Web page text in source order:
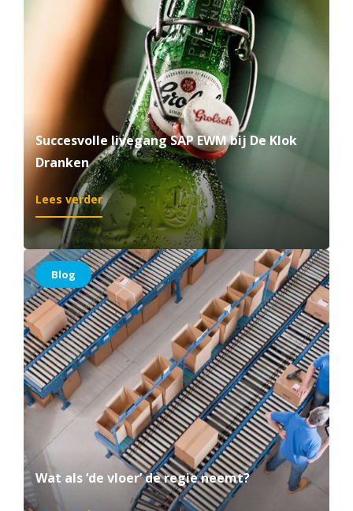
Succesvolle livegang SAP EWM bij De Klok
Dranken
Lees verder:
Succesvolle
livegang
SAP
EWM
bij
De
Klok
Dranken
Blog
Wat als ‘de vloer’ de regie neemt?